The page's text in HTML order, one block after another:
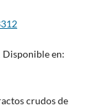
Disponible en:
crudos de